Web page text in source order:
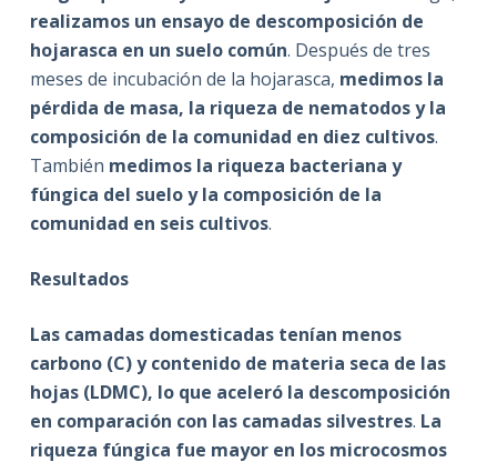
realizamos un ensayo de descomposición de
hojarasca en un suelo común. Después de tres
meses de incubación de la hojarasca, medimos la
pérdida de masa, la riqueza de nematodos y la
composición de la comunidad en diez cultivos.
También medimos la riqueza bacteriana y
fúngica del suelo y la composición de la
comunidad en seis cultivos.
Resultados
Las camadas domesticadas tenían menos
carbono (C) y contenido de materia seca de las
hojas (LDMC), lo que aceleró la descomposición
en comparación con las camadas silvestres. La
riqueza fúngica fue mayor en los microcosmos